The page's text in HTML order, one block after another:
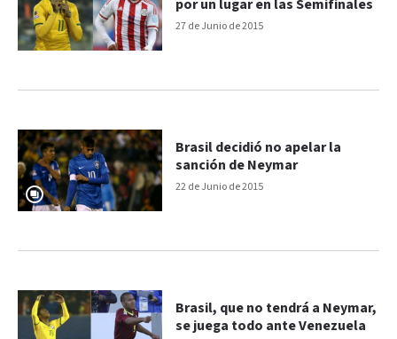
27 de Junio de 2015
por un lugar en las Semifinales
22 de Junio de 2015
Brasil decidió no apelar la
sanción de Neymar
Brasil, que no tendrá a Neymar,
se juega todo ante Venezuela